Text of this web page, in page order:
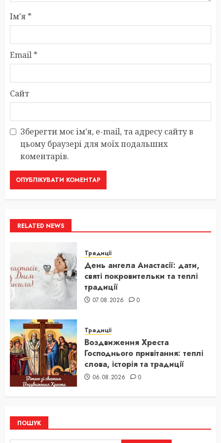
Ім'я *
Email *
Сайт
Зберегти моє ім'я, e-mail, та адресу сайту в
цьому браузері для моїх подальших
коментарів.
RELATED NEWS
Традиції
День ангела Анастасії: дати,
святі покровительки та теплі
традиції
07.08.2026 0
Традиції
Воздвиження Хреста
Господнього привітання: теплі
слова, історія та традиції
06.08.2026 0
ПОШУК